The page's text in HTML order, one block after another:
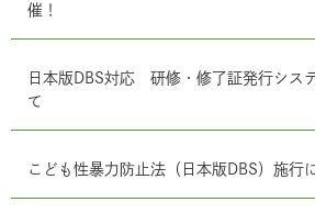
催！
日本版DBS対応 研修・修了証発行シス
て
こども性暴力防止法（日本版DBS）施行